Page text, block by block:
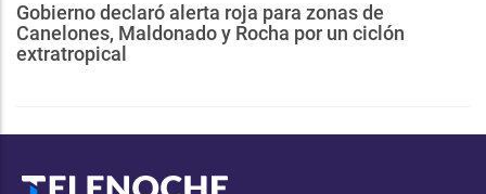
Gobierno declaró alerta roja para zonas de
Canelones, Maldonado y Rocha por un ciclón
extratropical